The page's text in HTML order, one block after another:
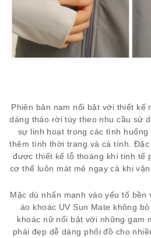
Phiên bản nam nổi bật với thiết kế
dàng tháo rời tùy theo nhu cầu sử
sự linh hoạt trong các tình huống
thêm tính thời trang và cá tính.
được thiết kế lỗ thoáng khí tinh tế
cơ thể luôn mát mẻ ngay cả khi
Mặc dù nhấn mạnh vào yếu tố bền
áo khoác UV Sun Mate không
khoác nữ nổi bật với những gam
phái đẹp dễ dàng phối đồ cho